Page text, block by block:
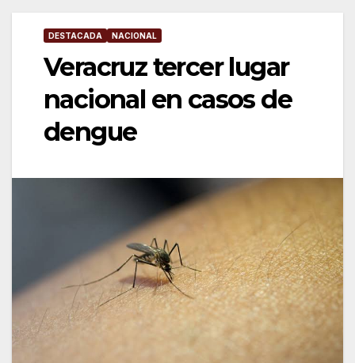
DESTACADA NACIONAL
Veracruz tercer lugar
nacional en casos de
dengue